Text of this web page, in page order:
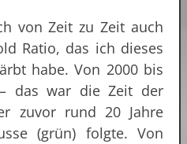
von Zeit zu Zeit auch
Ratio, das ich dieses
habe. Von 2000 bis
das war die Zeit der
zuvor rund 20 Jahre
(grün) folgte. Von